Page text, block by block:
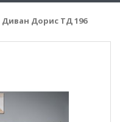
Диван Дорис ТД 196